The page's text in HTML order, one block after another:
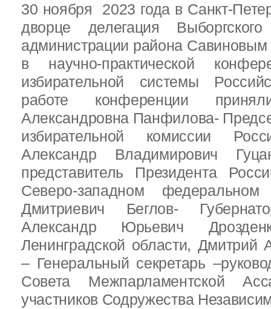
30 ноября 2023 года в Санкт-
дворце делегация
администрации района Савиновым
в научно-практической
избирательной системы
работе конференции
Александровна Панфилова-
избирательной комиссии
Александр Владимирович
представитель Президента
Северо-западном федеральном
Дмитриевич Беглов-
Александр Юрьевич
Ленинградской области, Дмитрий
– Генеральный секретарь
Совета Межпарламентской
участников Содружества